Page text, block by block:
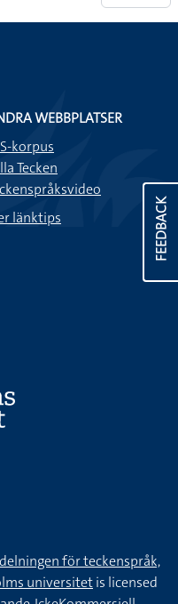
FEEDBACK
WEBBPLATSER
korpus
Tecken
länktips
för teckenspråk,
universitetis licensed